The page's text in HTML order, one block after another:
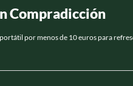
Compradicción
por menos de 10 euros para